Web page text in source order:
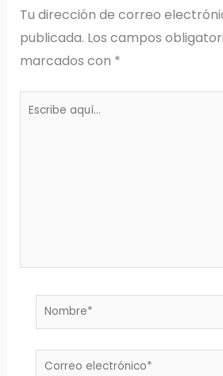
Tu dirección de correo
publicada. Los campos
marcados con *
Escribe
Nombre*
Correo